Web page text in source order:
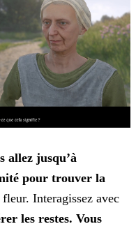
allez jusqu’à
pour trouver la
Interagissez avec
les restes. Vous